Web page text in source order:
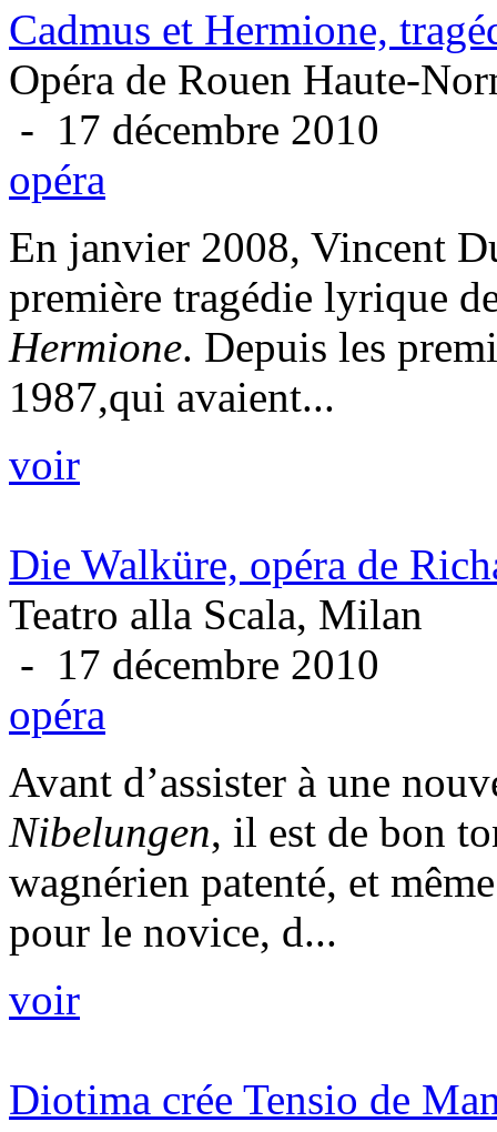
Cadmus et Hermione,
Opéra de Rouen Haute-
- 17 décembre 2010
opéra
En janvier 2008, Vincent
première tragédie lyrique
Hermione. Depuis les
1987,qui avaient...
voir
Die Walküre, opéra de
Teatro alla Scala, Milan
- 17 décembre 2010
opéra
Avant d’assister à une
Nibelungen, il est de bon
wagnérien patenté, et
pour le novice, d...
voir
Diotima crée Tensio de